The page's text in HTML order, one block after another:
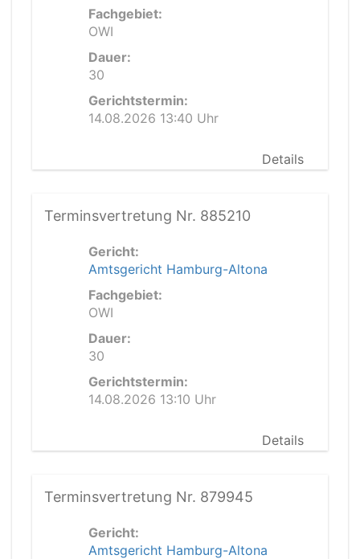
Fachgebiet:
OWI
Dauer:
30
Gerichtstermin:
14.08.2026 13:40 Uhr
Details
Terminsvertretung Nr. 885210
Gericht:
Amtsgericht Hamburg-Altona
Fachgebiet:
OWI
Dauer:
30
Gerichtstermin:
14.08.2026 13:10 Uhr
Details
Terminsvertretung Nr. 879945
Gericht:
Amtsgericht Hamburg-Altona